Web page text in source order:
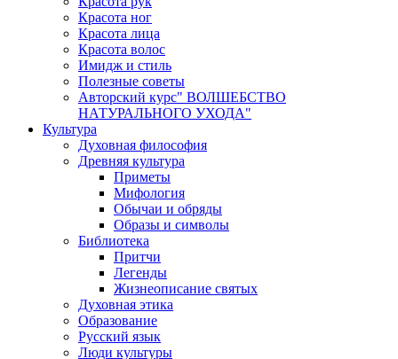
Красота ног
Красота лица
Красота волос
Имидж и стиль
Полезные советы
Авторский курс" ВОЛШЕБСТВО
НАТУРАЛЬНОГО УХОДА"
Культура
Духовная философия
Древняя культура
Приметы
Мифология
Обычаи и обряды
Образы и символы
Библиотека
Притчи
Легенды
Жизнеописание святых
Духовная этика
Образование
Русский язык
Люди культуры